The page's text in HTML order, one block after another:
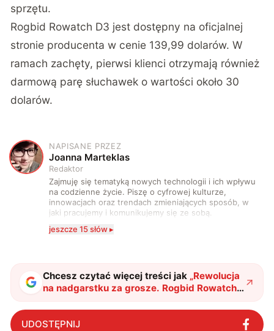
sprzętu.
Rogbid Rowatch D3 jest dostępny na oficjalnej
stronie producenta w cenie 139,99 dolarów. W
ramach zachęty, pierwsi klienci otrzymają również
darmową parę słuchawek o wartości około 30
dolarów.
J
NAPISANE PRZEZ
Joanna Marteklas
Redaktor
Zajmuję się tematyką nowych technologii i ich wpływu
na codzienne życie. Piszę o cyfrowej kulturze,
innowacjach oraz trendach zmieniających sposób, w
jaki pracujemy i komunikujemy się ze sobą.
technologii a współczesną popkulturą. W wolnych
jeszcze 15 słów ▸
Chcesz czytać więcej treści jak „Rewolucja
na nadgarstku za grosze. Rogbid Rowatch
D3 zmierzy Ci ciśnienie i EKG, a przy tym
nie zrujnuje portfela"?
UDOSTĘPNIJ